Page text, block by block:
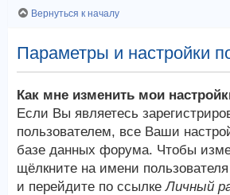
Вернуться к началу
Параметры и настройки
Как мне изменить мои
Если Вы являетесь
пользователем, все Ваши
базе данных форума. Чтобы
щёлкните на имени
и перейдите по ссылкеЛичный